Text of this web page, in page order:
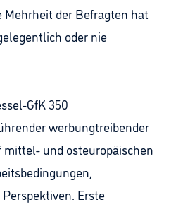
Mehrheit der Befragten hat
oder nie
GfK 350
werbungtreibender
und osteuropäischen
Erste